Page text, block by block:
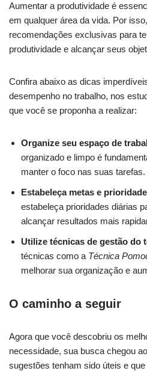
Aumentar a produtividade é
em qualquer área⁢ da vida. Por
recomendações exclusivas para
produtividade e alcançar seus
Confira abaixo as dicas
desempenho no trabalho, ⁤nos
que você se proponha a realizar:
Organize seu espaço de
organizado e limpo é
manter o foco nas suas⁢ tarefas.
Estabeleça metas e
estabeleça⁣ prioridades diárias
alcançar resultados mais
Utilize ​técnicas de‌ gestão do
técnicas como⁣ a Técnica
melhorar sua organização ⁤e
O caminho a seguir
Agora que você descobriu os
⁤necessidade,⁣ sua busca ⁤chegou
sugestões tenham ⁤sido úteis e